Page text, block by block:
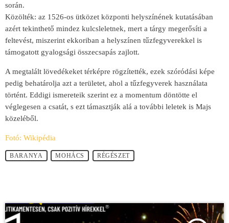
során.
Közölték: az 1526-os ütközet központi helyszínének kutatásában
azért tekinthető mindez kulcsleletnek, mert a tárgy megerősíti a
feltevést, miszerint ekkoriban a helyszínen tűzfegyverekkel is
támogatott gyalogsági összecsapás zajlott.
A megtalált lövedékeket térképre rögzítették, ezek szóródási képe
pedig behatárolja azt a területet, ahol a tűzfegyverek használata
történt. Eddigi ismereteik szerint ez a momentum döntötte el
véglegesen a csatát, s ezt támasztják alá a további leletek is Majs
közeléből.
Fotó: Wikipédia
BARANYA MOHÁCS RÉGÉSZET